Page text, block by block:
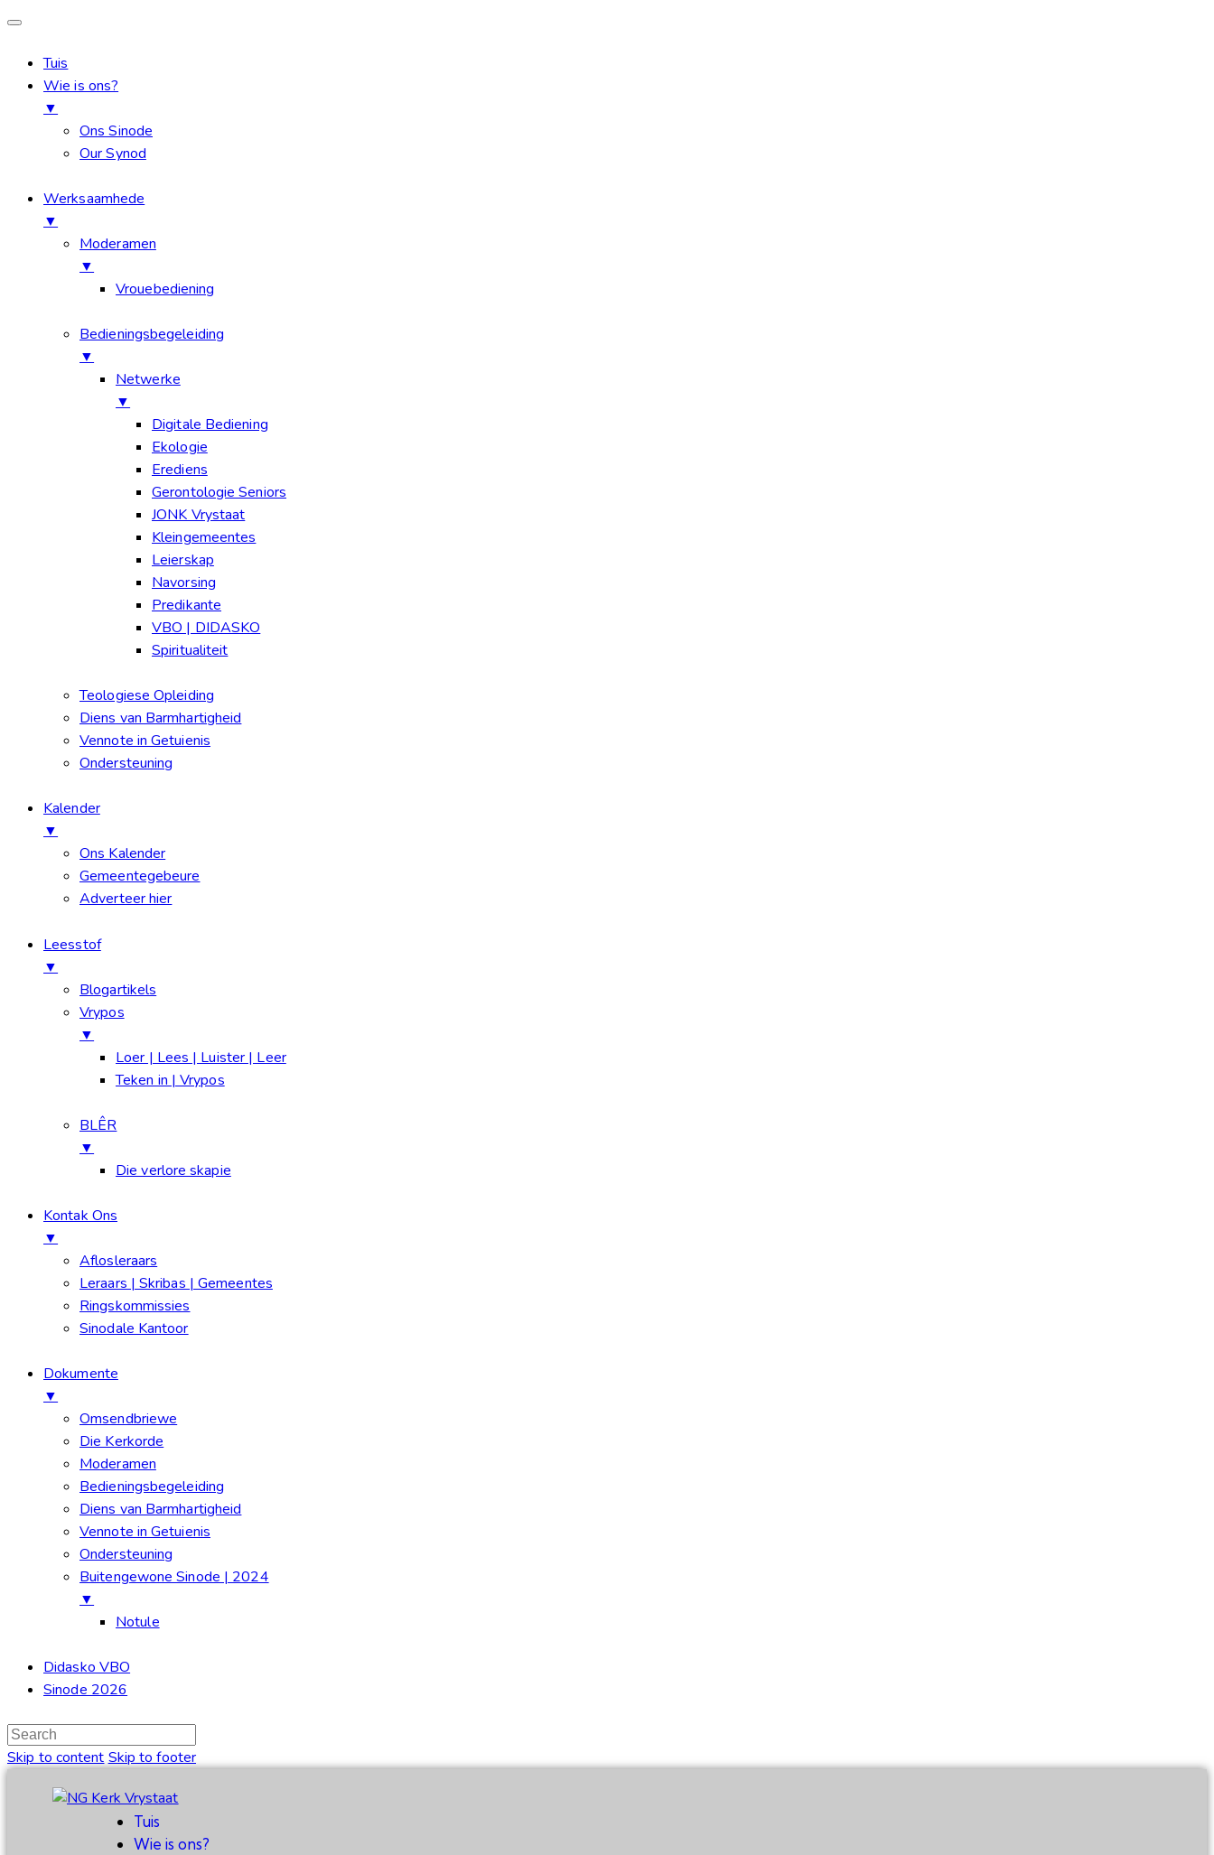
Tuis
Wie is ons?
▼
Ons Sinode
Our Synod
Werksaamhede
▼
Moderamen
▼
Vrouebediening
Bedieningsbegeleiding
▼
Netwerke
▼
Digitale Bediening
Ekologie
Erediens
Gerontologie Seniors
JONK Vrystaat
Kleingemeentes
Leierskap
Navorsing
Predikante
VBO | DIDASKO
Spiritualiteit
Teologiese Opleiding
Diens van Barmhartigheid
Vennote in Getuienis
Ondersteuning
Kalender
▼
Ons Kalender
Gemeentegebeure
Adverteer hier
Leesstof
▼
Blogartikels
Vrypos
▼
Loer | Lees | Luister | Leer
Teken in | Vrypos
BLÊR
▼
Die verlore skapie
Kontak Ons
▼
Aflosleraars
Leraars | Skribas | Gemeentes
Ringskommissies
Sinodale Kantoor
Dokumente
▼
Omsendbriewe
Die Kerkorde
Moderamen
Bedieningsbegeleiding
Diens van Barmhartigheid
Vennote in Getuienis
Ondersteuning
Buitengewone Sinode | 2024
▼
Notule
Didasko VBO
Sinode 2026
Skip to content Skip to footer
Tuis
Wie is ons?